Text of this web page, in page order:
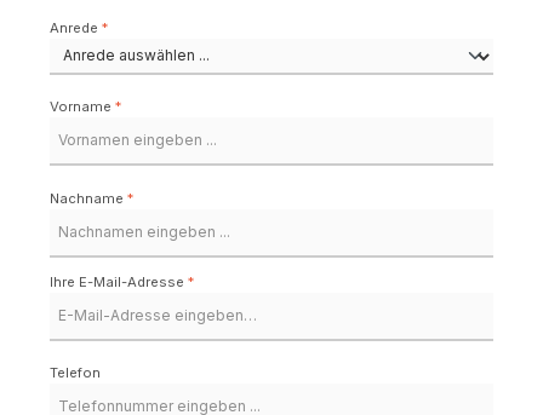
Anrede *
Vorname *
Nachname *
Ihre E-Mail-Adresse *
Telefon